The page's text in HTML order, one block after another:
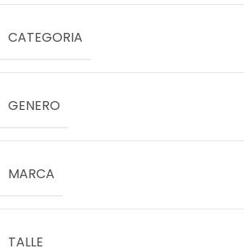
CATEGORIA
GENERO
MARCA
TALLE